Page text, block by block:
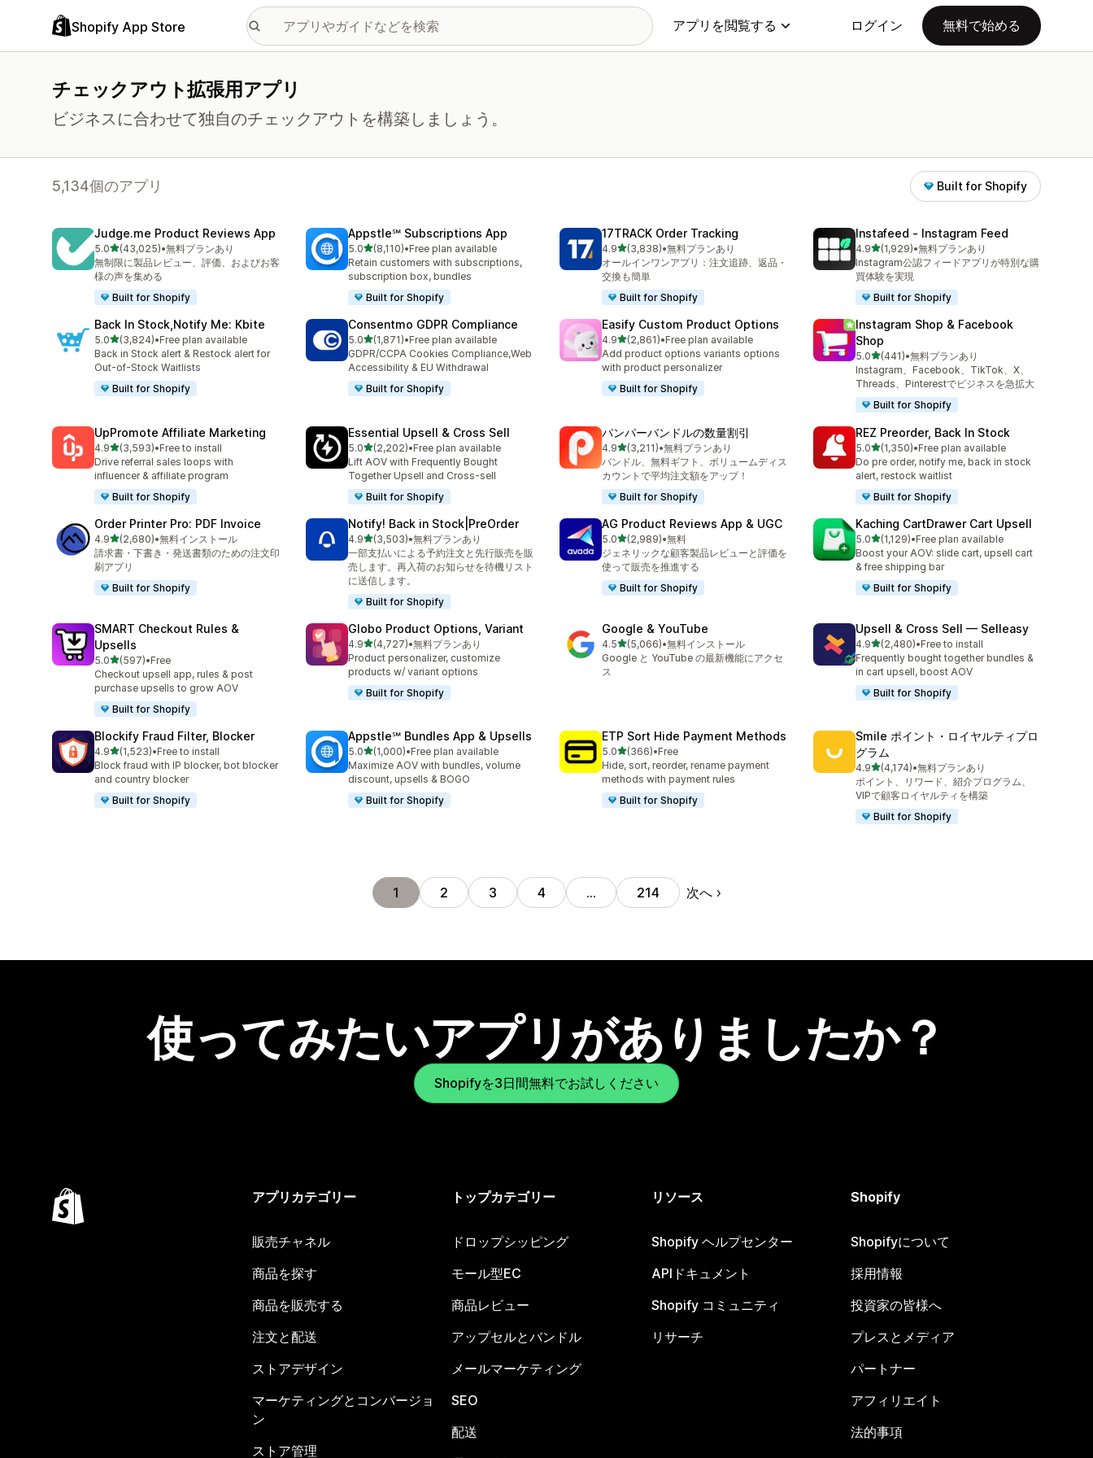
Shopify App Store アプリを閲覧する ログイン 無料で始める
チェックアウト拡張用アプリ
ビジネスに合わせて独自のチェックアウトを構築しましょう。
5,134個のアプリ Built for Shopify
Judge.me Product Reviews App
5.05つ星中
(43,025)
合計レビュー数：43025件
•無料プランあり
無制限に製品レビュー、評価、およびお客
様の声を集める
Built for Shopify
Appstle℠ Subscriptions App
5.05つ星中
(8,110)
合計レビュー数：8110件
•Free plan available
Retain customers with subscriptions,
subscription box, bundles
Built for Shopify
17TRACK Order Tracking
4.95つ星中
(3,838)
合計レビュー数：3838件
•無料プランあり
オールインワンアプリ：注文追跡、返品・
交換も簡単
Built for Shopify
Instafeed ‑ Instagram Feed
4.95つ星中
(1,929)
合計レビュー数：1929件
•無料プランあり
Instagram公認フィードアプリが特別な購
買体験を実現
Built for Shopify
Back In Stock,Notify Me: Kbite
5.05つ星中
(3,824)
合計レビュー数：3824件
•Free plan available
Back in Stock alert & Restock alert for
Out-of-Stock Waitlists
Built for Shopify
Consentmo GDPR Compliance
5.05つ星中
(1,871)
合計レビュー数：1871件
•Free plan available
GDPR/CCPA Cookies Compliance,Web
Accessibility & EU Withdrawal
Built for Shopify
Easify Custom Product Options
4.95つ星中
(2,861)
合計レビュー数：2861件
•Free plan available
Add product options variants options
with product personalizer
Built for Shopify
Instagram Shop & Facebook
Shop
5.05つ星中
(441)
合計レビュー数：441件
•無料プランあり
Instagram、Facebook、TikTok、X、
Threads、Pinterestでビジネスを急拡大
Built for Shopify
UpPromote Affiliate Marketing
4.95つ星中
(3,593)
合計レビュー数：3593件
•Free to install
Drive referral sales loops with
influencer & affiliate program
Built for Shopify
Essential Upsell & Cross Sell
5.05つ星中
(2,202)
合計レビュー数：2202件
•Free plan available
Lift AOV with Frequently Bought
Together Upsell and Cross-sell
Built for Shopify
パンパーバンドルの数量割引
4.95つ星中
(3,211)
合計レビュー数：3211件
•無料プランあり
バンドル、無料ギフト、ボリュームディス
カウントで平均注文額をアップ！
Built for Shopify
REZ Preorder, Back In Stock
5.05つ星中
(1,350)
合計レビュー数：1350件
•Free plan available
Do pre order, notify me, back in stock
alert, restock waitlist
Built for Shopify
Order Printer Pro: PDF Invoice
4.95つ星中
(2,680)
合計レビュー数：2680件
•無料インストール
請求書・下書き・発送書類のための注文印
刷アプリ
Built for Shopify
Notify! Back in Stock|PreOrder
4.95つ星中
(3,503)
合計レビュー数：3503件
•無料プランあり
一部支払いによる予約注文と先行販売を販
売します。再入荷のお知らせを待機リスト
に送信します。
Built for Shopify
AG Product Reviews App & UGC
5.05つ星中
(2,989)
合計レビュー数：2989件
•無料
ジェネリックな顧客製品レビューと評価を
使って販売を推進する
Built for Shopify
Kaching CartDrawer Cart Upsell
5.05つ星中
(1,129)
合計レビュー数：1129件
•Free plan available
Boost your AOV: slide cart, upsell cart
& free shipping bar
Built for Shopify
SMART Checkout Rules &
Upsells
5.05つ星中
(597)
合計レビュー数：597件
•Free
Checkout upsell app, rules & post
purchase upsells to grow AOV
Built for Shopify
Globo Product Options, Variant
4.95つ星中
(4,727)
合計レビュー数：4727件
•無料プランあり
Product personalizer, customize
products w/ variant options
Built for Shopify
Google & YouTube
4.55つ星中
(5,066)
合計レビュー数：5066件
•無料インストール
Google と YouTube の最新機能にアクセ
ス
Upsell & Cross Sell — Selleasy
4.95つ星中
(2,480)
合計レビュー数：2480件
•Free to install
Frequently bought together bundles &
in cart upsell, boost AOV
Built for Shopify
Blockify Fraud Filter, Blocker
4.95つ星中
(1,523)
合計レビュー数：1523件
•Free to install
Block fraud with IP blocker, bot blocker
and country blocker
Built for Shopify
Appstle℠ Bundles App & Upsells
5.05つ星中
(1,000)
合計レビュー数：1000件
•Free plan available
Maximize AOV with bundles, volume
discount, upsells & BOGO
Built for Shopify
ETP Sort Hide Payment Methods
5.05つ星中
(366)
合計レビュー数：366件
•Free
Hide, sort, reorder, rename payment
methods with payment rules
Built for Shopify
Smile ポイント・ロイヤルティプロ
グラム
4.95つ星中
(4,174)
合計レビュー数：4174件
•無料プランあり
ポイント、リワード、紹介プログラム、
VIPで顧客ロイヤルティを構築
Built for Shopify
1 2 3 4 … 214 次へ
使ってみたいアプリがありましたか？
Shopifyを3日間無料でお試しください
アプリカテゴリー
販売チャネル
商品を探す
商品を販売する
注文と配送
ストアデザイン
マーケティングとコンバージョ
ン
ストア管理
トップカテゴリー
ドロップシッピング
モール型EC
商品レビュー
アップセルとバンドル
メールマーケティング
SEO
配送
リソース
Shopify ヘルプセンター
APIドキュメント
Shopify コミュニティ
リサーチ
Shopify
Shopifyについて
採用情報
投資家の皆様へ
プレスとメディア
パートナー
アフィリエイト
法的事項